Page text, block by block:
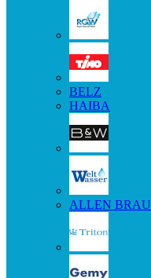
BELZ
HAIBA
ALLEN BRAU